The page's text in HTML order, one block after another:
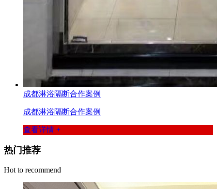
成都淋浴隔断合作案例
成都淋浴隔断合作案例
查看详情 +
热门推荐
Hot to recommend